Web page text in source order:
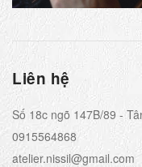
Liên hệ
Số 18c ngõ 147B/89 -
0915564868
atelier.nissil@gmail.com